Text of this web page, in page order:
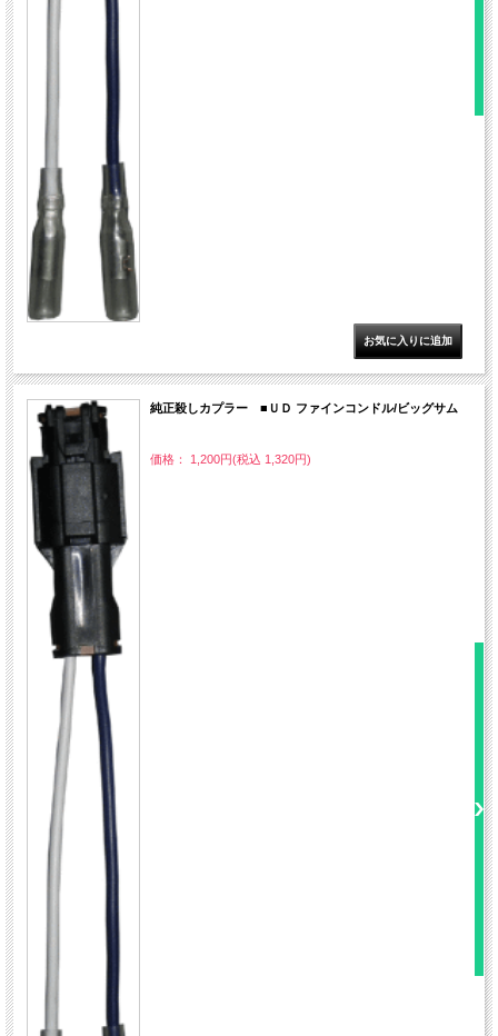
純正殺しカプラー ■ＵＤ ファインコンドル/ビッグサム
価格： 1,200円(税込 1,320円)